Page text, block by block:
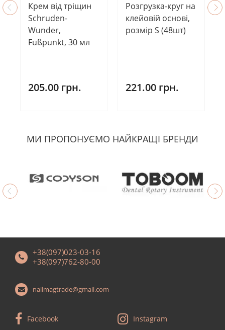
Крем від тріщин
Schruden-
Wunder,
Fußpunkt, 30 мл
205.00 грн.
Розгрузка-круг на
клейовій основі,
розмір S (48шт)
221.00 грн.
МИ ПРОПОНУЄМО НАЙКРАЩІ БРЕНДИ
+38(097)023-03-16
+38(097)762-80-00
nailmagtrade@gmail.com
Facebook Instagram